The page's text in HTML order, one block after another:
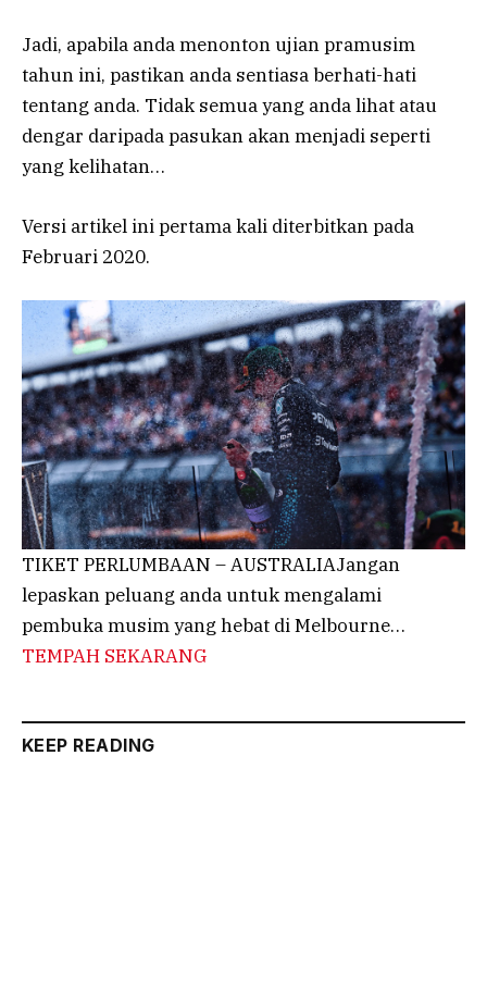
Jadi, apabila anda menonton ujian pramusim
tahun ini, pastikan anda sentiasa berhati-hati
tentang anda. Tidak semua yang anda lihat atau
dengar daripada pasukan akan menjadi seperti
yang kelihatan…
Versi artikel ini pertama kali diterbitkan pada
Februari 2020.
TIKET PERLUMBAAN – AUSTRALIAJangan
lepaskan peluang anda untuk mengalami
pembuka musim yang hebat di Melbourne…
TEMPAH SEKARANG
KEEP READING